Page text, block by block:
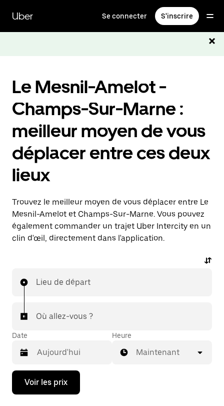
contenu
principal
Uber Se connecter S'inscrire
Le Mesnil-Amelot -
Champs-Sur-Marne :
meilleur moyen de vous
déplacer entre ces deux
lieux
Trouvez le meilleur moyen de vous déplacer entre Le
Mesnil-Amelot et Champs-Sur-Marne. Vous pouvez
également commander un trajet Uber Intercity en un
clin d'œil, directement dans l'application.
Lieu de départ
Où allez-vous ?
Date
Appuyez
la
Heure
Maintenant
Voir les prix